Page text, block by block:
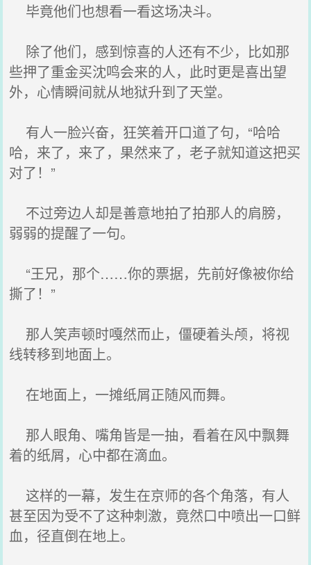
毕竟他们也想看一看这场决斗。
除了他们，感到惊喜的人还有不少，比如那
些押了重金买沈鸣会来的人，此时更是喜出望
外，心情瞬间就从地狱升到了天堂。
有人一脸兴奋，狂笑着开口道了句，“哈哈
哈，来了，来了，果然来了，老子就知道这把买
对了！”
不过旁边人却是善意地拍了拍那人的肩膀，
弱弱的提醒了一句。
“王兄，那个……你的票据，先前好像被你给
撕了！”
那人笑声顿时嘎然而止，僵硬着头颅，将视
线转移到地面上。
在地面上，一摊纸屑正随风而舞。
那人眼角、嘴角皆是一抽，看着在风中飘舞
着的纸屑，心中都在滴血。
这样的一幕，发生在京师的各个角落，有人
甚至因为受不了这种刺激，竟然口中喷出一口鲜
血，径直倒在地上。